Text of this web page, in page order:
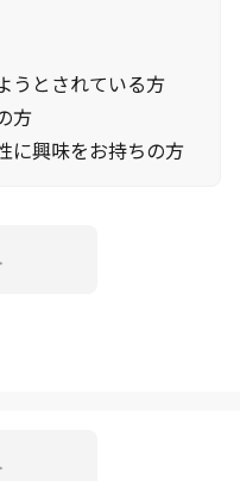
うとされている方
方
に興味をお持ちの方